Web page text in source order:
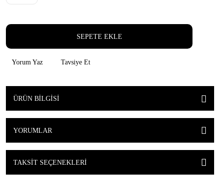
SEPETE EKLE
Yorum Yaz Tavsiye Et
ÜRÜN BILGISI
YORUMLAR
TAKSIT SEÇENEKLERI